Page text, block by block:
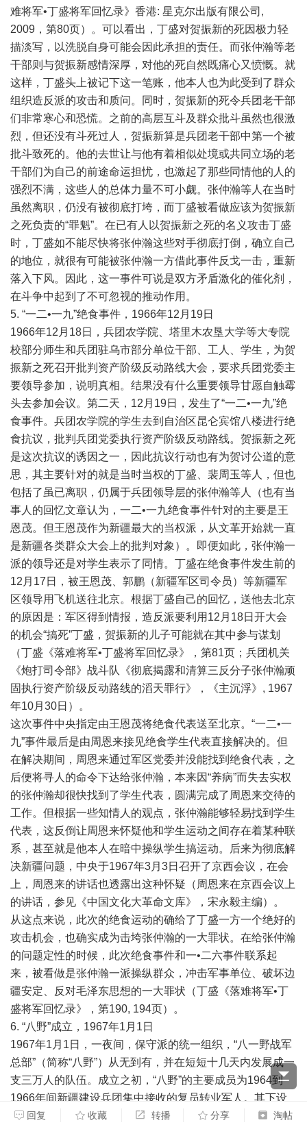
难将军•丁盛将军回忆录》香港: 星克尔出版有限公司,
2009，第80页）。可以看出，丁盛对贺振新的死因极力轻
描淡写，以洗脱自身可能会因此承担的责任。而张仲瀚等老
干部则与贺振新感情深厚，对他的死自然既痛心又愤慨。就
这样，丁盛头上被记下这一笔账，他本人也为此受到了群众
组织造反派的攻击和质问。同时，贺振新的死令兵团老干部
们非常寒心和恐慌。之前的高层互斗及群众批斗虽然也很激
烈，但还没有斗死过人，贺振新算是兵团老干部中第一个被
批斗致死的。他的去世让与他有着相似处境或共同立场的老
干部们为自己的前途命运担忧，也激起了那些同情他的人的
强烈不满，这些人的总体力量不可小觑。张仲瀚等人在当时
虽然离职，仍没有被彻底打垮，而丁盛被看做应该为贺振新
之死负责的“罪魁”。在已有人以贺振新之死的名义攻击丁盛
时，丁盛如不能尽快将张仲瀚这些对手彻底打倒，确立自己
的地位，就很有可能被张仲瀚一方借此事件反戈一击，重新
落入下风。因此，这一事件可说是双方矛盾激化的催化剂，
在斗争中起到了不可忽视的推动作用。
5. “一二•一九”绝食事件，1966年12月19日
1966年12月18日，兵团农学院、塔里木农垦大学等大专院
校部分师生和兵团驻乌市部分单位干部、工人、学生，为贺
振新之死召开批判资产阶级反动路线大会，要求兵团党委主
要领导参加，说明真相。结果没有什么重要领导甘愿自触霉
头去参加会议。第二天，12月19日，发生了“一二•一九”绝
食事件。兵团农学院的学生去到自治区昆仑宾馆八楼进行绝
食抗议，批判兵团党委执行资产阶级反动路线。贺振新之死
是这次抗议的诱因之一，因此抗议行动也有为贺讨公道的意
思，其主要针对的就是当时当权的丁盛、裴周玉等人，但也
包括了虽已离职，仍属于兵团领导层的张仲瀚等人（也有当
事人的回忆文章认为，一二•一九绝食事件针对的主要是王
恩茂。但王恩茂作为新疆最大的当权派，从文革开始就一直
是新疆各类群众大会上的批判对象）。即便如此，张仲瀚一
派的领导还是对学生表示了同情。丁盛在绝食事件发生前的
12月17日，被王恩茂、郭鹏（新疆军区司令员）等新疆军
区领导用飞机送往北京。根据丁盛自己的回忆，送他去北京
的原因是：军区得到情报，造反派要利用12月18日开大会
的机会“搞死”丁盛，贺振新的儿子可能就在其中参与谋划
（丁盛《落难将军•丁盛将军回忆录》，第81页；兵团机关
《炮打司令部》战斗队《彻底揭露和清算三反分子张仲瀚顽
固执行资产阶级反动路线的滔天罪行》，《主沉浮》, 1967
年10月30日）。
这次事件中央指定由王恩茂将绝食代表送至北京。“一二•一
九”事件最后是由周恩来接见绝食学生代表直接解决的。但
在解决期间，周恩来通过军区党委并没能找到绝食代表，之
后便将寻人的命令下达给张仲瀚，本来因“养病”而失去实权
的张仲瀚却很快找到了学生代表，圆满完成了周恩来交待的
工作。但根据一些知情人的观点，张仲瀚能够轻易找到学生
代表，这反倒让周恩来怀疑他和学生运动之间存在着某种联
系，甚至就是他本人在暗中操纵学生搞运动。后来为彻底解
决新疆问题，中央于1967年3月3日召开了京西会议，在会
上，周恩来的讲话也透露出这种怀疑（周恩来在京西会议上
的讲话，参见《中国文化大革命文库》，宋永毅主编）。
从这点来说，此次的绝食运动的确给了丁盛一方一个绝好的
攻击机会，也确实成为击垮张仲瀚的一大罪状。在给张仲瀚
的问题定性的时候，此次绝食事件和一•二六事件联系起
来，被看做是张仲瀚一派操纵群众，冲击军事单位、破坏边
疆安定、反对毛泽东思想的一大罪状（丁盛《落难将军•丁
盛将军回忆录》，第190, 194页）。
6. “八野”成立，1967年1月1日
1967年1月1日，一夜间，保守派的统一组织，“八一野战军
总部”（简称“八野”）从无到有，并在短短十几天内发展成一
支三万人的队伍。成立之初，“八野”的主要成员为1964到
1966年间新疆建设兵团集中接收的复员转业军人。其下设
有12个方面军、两个独立师、两个独立团，后扩展到20个
回复 收藏 转播 分享 淘帖